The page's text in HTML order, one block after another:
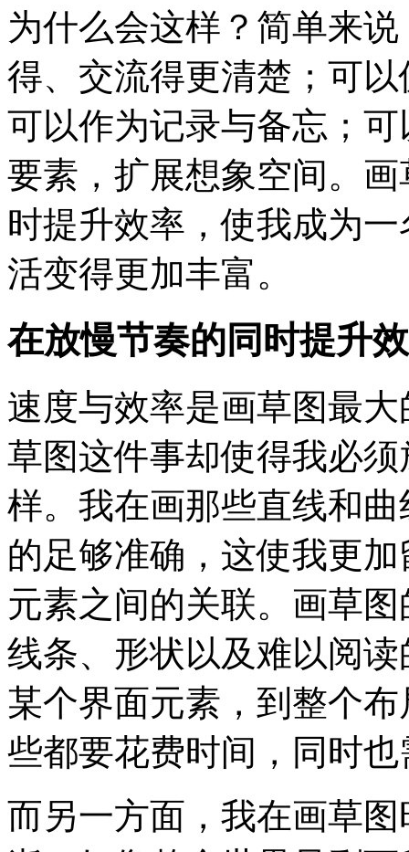
为什么会这样？简单来
得、交流得更清楚；可
可以作为记录与备忘；
要素，扩展想象空间。
时提升效率，使我成为
活变得更加丰富。
在放慢节奏的同时提升
速度与效率是画草图最
草图这件事却使得我必
样。我在画那些直线和
的足够准确，这使我更
元素之间的关联。画草
线条、形状以及难以阅
某个界面元素，到整个
些都要花费时间，同时
而另一方面，我在画草